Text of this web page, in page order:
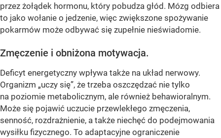
przez żołądek hormonu, który pobudza głód. Mózg odbiera
to jako wołanie o jedzenie, więc zwiększone spożywanie
pokarmów może odbywać się zupełnie nieświadomie.
Zmęczenie i obniżona motywacja.
Deficyt energetyczny wpływa także na układ nerwowy.
Organizm „uczy się”, że trzeba oszczędzać nie tylko
na poziomie metabolicznym, ale również behawioralnym.
Może się pojawić uczucie przewlekłego zmęczenia,
senność, rozdrażnienie, a także niechęć do podejmowania
wysiłku fizycznego. To adaptacyjne ograniczenie